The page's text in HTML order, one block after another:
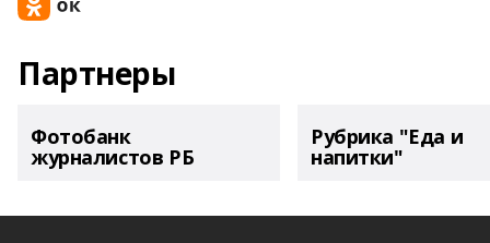
Партнеры
Фотобанк
журналистов РБ
Рубрика "Еда и
напитки"